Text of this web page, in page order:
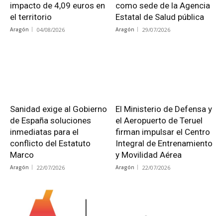
impacto de 4,09 euros en
el territorio
Aragón 04/08/2026
como sede de la Agencia
Estatal de Salud pública
Aragón 29/07/2026
Sanidad exige al Gobierno
de España soluciones
inmediatas para el
conflicto del Estatuto
Marco
Aragón 22/07/2026
El Ministerio de Defensa y
el Aeropuerto de Teruel
firman impulsar el Centro
Integral de Entrenamiento
y Movilidad Aérea
Aragón 22/07/2026